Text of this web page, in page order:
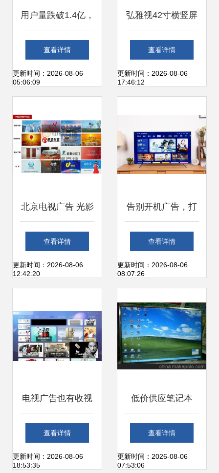
用户量跌破1.4亿，
有线电视与电视广
告的未来何在？
查看详情
更新时间：2026-08-06
05:06:09
弘雅视42寸横竖屏
广告机 楼宇广告的
性价比之选
查看详情
更新时间：2026-08-06
17:46:12
北京电视广告 光影
中的城市名片
查看详情
更新时间：2026-08-06
12:42:20
告别开机广告，打
开畅快电视体验
——3千元档位它
查看详情
更新时间：2026-08-06
08:07:26
电视广告也有收视
率，你知道吗？
查看详情
更新时间：2026-08-06
18:53:35
低价供应笔记本
LP154WX4数码相
框、电视、DVD工
查看详情
更新时间：2026-08-06
07:53:06